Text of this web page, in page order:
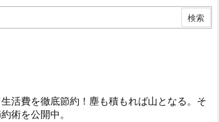
活費を徹底節約！塵も積もれば山となる。そ
術を公開中。